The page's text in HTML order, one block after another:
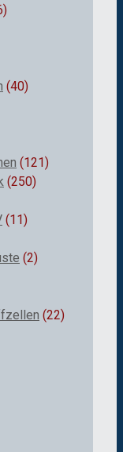
(40)
(121)
(250)
(11)
(2)
(22)